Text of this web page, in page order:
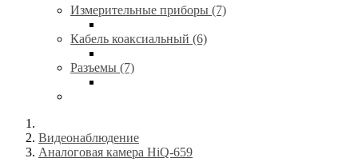
Измерительные приборы (7)
Кабель коаксиальный (6)
Разъемы (7)
Видеонаблюдение
Аналоговая камера HiQ-659